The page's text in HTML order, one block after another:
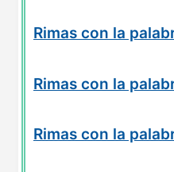
Rimas con la
Rimas con la
Rimas con la